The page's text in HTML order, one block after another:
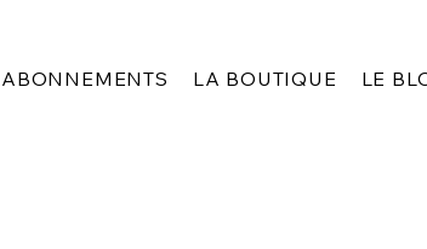
LA BOUTIQUE LE